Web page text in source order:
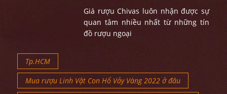
Giá rượu Chivas luôn nhận được sự
quan tâm nhiều nhất từ những tín
đồ rượu ngoại
Tp.HCM
Mua rượu Linh Vật Con Hổ Vảy Vàng 2022 ở đâu